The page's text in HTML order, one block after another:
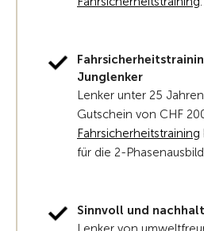
Junglenker
Lenker unter 25
Gutschein von CHF
Fahrsicherheitstraining
für die 2-
Sinnvoll und